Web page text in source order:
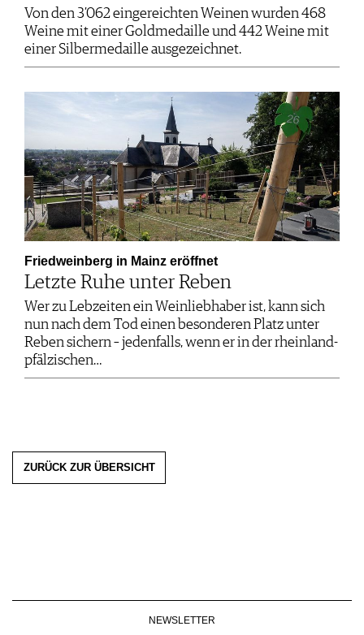
Von den 3’062 eingereichten Weinen wurden 468
Weine mit einer Goldmedaille und 442 Weine mit
einer Silbermedaille ausgezeichnet.
Friedweinberg in Mainz eröffnet
Letzte Ruhe unter Reben
Wer zu Lebzeiten ein Weinliebhaber ist, kann sich
nun nach dem Tod einen besonderen Platz unter
Reben sichern – jedenfalls, wenn er in der rheinland-
pfälzischen…
ZURÜCK ZUR ÜBERSICHT
NEWSLETTER